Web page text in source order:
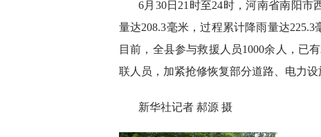
6月30日21时至24时，河南省南阳
量达208.3毫米，过程累计降雨量达
目前，全县参与救援人员1000余人，已
联人员，加紧抢修恢复部分道路、电力设
新华社记者 郝源 摄